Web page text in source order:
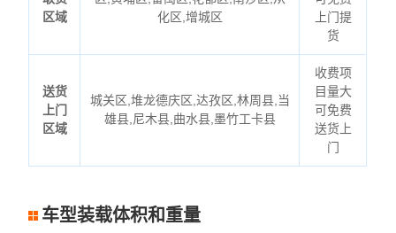
区域
化区,增城区
上门提
货
送货
上门
区域
城关区,堆龙德庆区,达孜区,林周县,当
雄县,尼木县,曲水县,墨竹工卡县
收费项
目量大
可免费
送货上
门
车型装载体积和重量